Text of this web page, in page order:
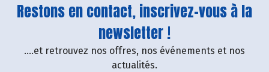
Restons en contact, inscrivez-vous à la
newsletter !
....et retrouvez nos offres, nos événements et nos
actualités.